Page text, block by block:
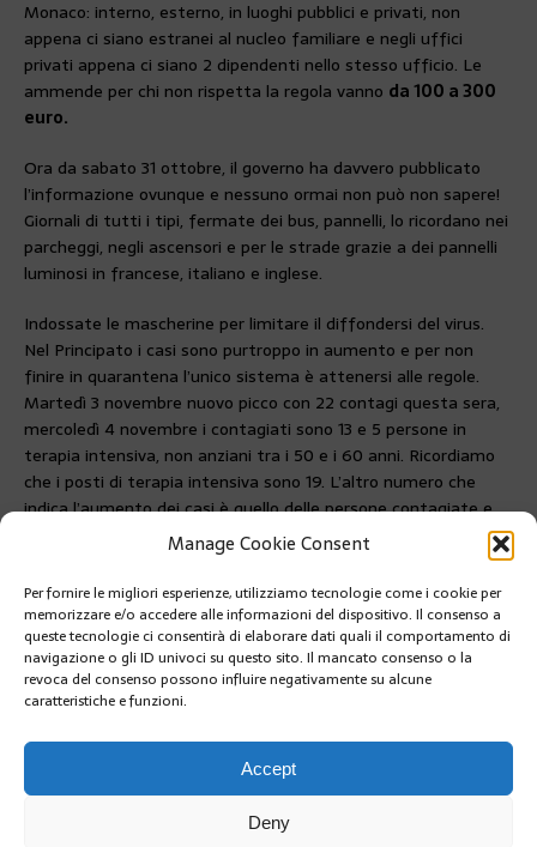
Manage Cookie Consent
Per fornire le migliori esperienze, utilizziamo tecnologie come i cookie per
memorizzare e/o accedere alle informazioni del dispositivo. Il consenso a
queste tecnologie ci consentirà di elaborare dati quali il comportamento di
navigazione o gli ID univoci su questo sito. Il mancato consenso o la
revoca del consenso possono influire negativamente su alcune
caratteristiche e funzioni.
Accept
Deny
Monaco: interno, esterno, in luoghi pubblici e privati, non
appena ci siano estranei al nucleo familiare e negli uffici
privati appena ci siano 2 dipendenti nello stesso ufficio. Le
ammende per chi non rispetta la regola vanno da 100 a 300
euro.
Ora da sabato 31 ottobre, il governo ha davvero pubblicato
l’informazione ovunque e nessuno ormai non può non sapere!
Giornali di tutti i tipi, fermate dei bus, pannelli, lo ricordano nei
parcheggi, negli ascensori e per le strade grazie a dei pannelli
luminosi in francese, italiano e inglese.
Indossate le mascherine per limitare il diffondersi del virus.
Nel Principato i casi sono purtroppo in aumento e per non
finire in quarantena l’unico sistema è attenersi alle regole.
Martedì 3 novembre nuovo picco con 22 contagi questa sera,
mercoledì 4 novembre i contagiati sono 13 e 5 persone in
terapia intensiva, non anziani tra i 50 e i 60 anni. Ricordiamo
che i posti di terapia intensiva sono 19. L’altro numero che
indica l’aumento dei casi è quello delle persone contagiate e
seguite a casa dalCentre de suivi à domicile
Stasera 13 pazienti sono stati presi in carico dal CHPG.
PRÉCÉDENT
PRESENTATO IL BILANCIO DELLO STATO 2021